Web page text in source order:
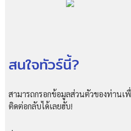
สนใจทัวร์นี้?
สามารถกรอกข้อมูลส่วนตัวของท่านเ
ติดต่อกลับได้เลยฮับ!